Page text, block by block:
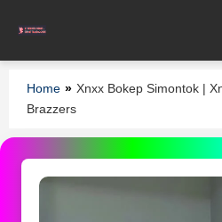
Home » Xnxx Bokep Simontok |
Brazzers